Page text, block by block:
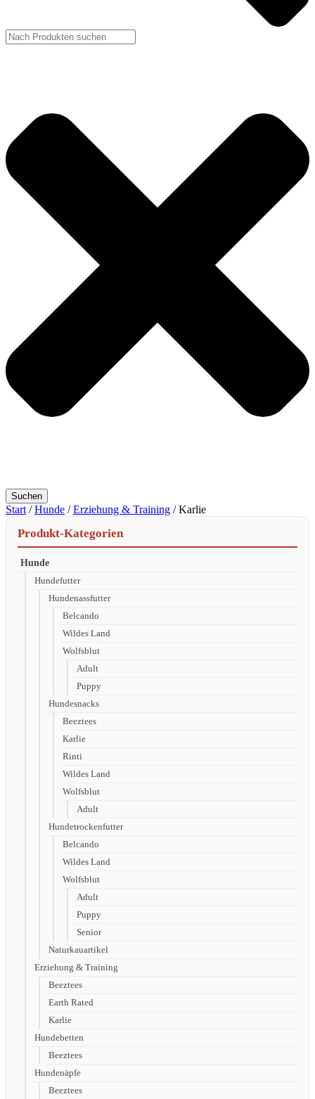
Suchen
Start /Hunde /Erziehung & Training / Karlie
Produkt-Kategorien
Hunde
Hundefutter
Hundenassfutter
Belcando
Wildes Land
Wolfsblut
Adult
Puppy
Hundesnacks
Beeztees
Karlie
Rinti
Wildes Land
Wolfsblut
Adult
Hundetrockenfutter
Belcando
Wildes Land
Wolfsblut
Adult
Puppy
Senior
Naturkauartikel
Erziehung & Training
Beeztees
Earth Rated
Karlie
Hundebetten
Beeztees
Hundenäpfe
Beeztees